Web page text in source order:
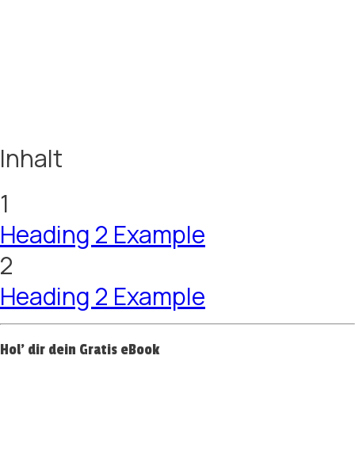
Inhalt
1
Heading 2 Example
2
Heading 2 Example
Hol' dir dein Gratis eBook